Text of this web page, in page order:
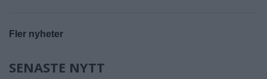
Fler nyheter
SENASTE NYTT